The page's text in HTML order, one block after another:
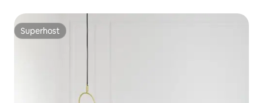
Superhost
Superhost